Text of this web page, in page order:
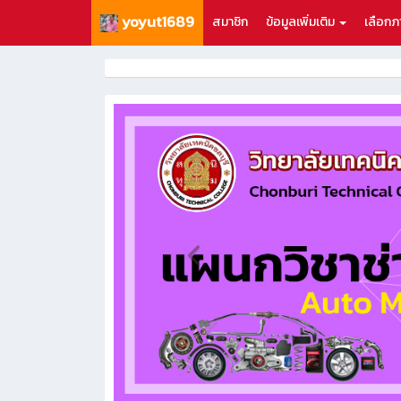
yoyut1689 สมาชิก ข้อมูลเพิ่มเติม เลือก